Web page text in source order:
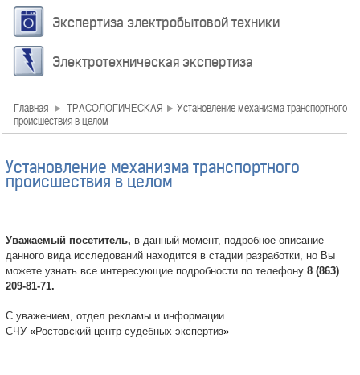
Экспертиза электробытовой техники
Электротехническая экспертиза
Главная ТРАСОЛОГИЧЕСКАЯ
Установление механизма транспортного
происшествия в целом
Установление механизма транспортного
происшествия в целом
Уважаемый посетитель, в данный момент, подробное описание
данного вида исследований находится в стадии разработки, но Вы
можете узнать все интересующие подробности по телефону 8 (863)
209-81-71.
С уважением, отдел рекламы и информации
СЧУ «Ростовский центр судебных экспертиз»